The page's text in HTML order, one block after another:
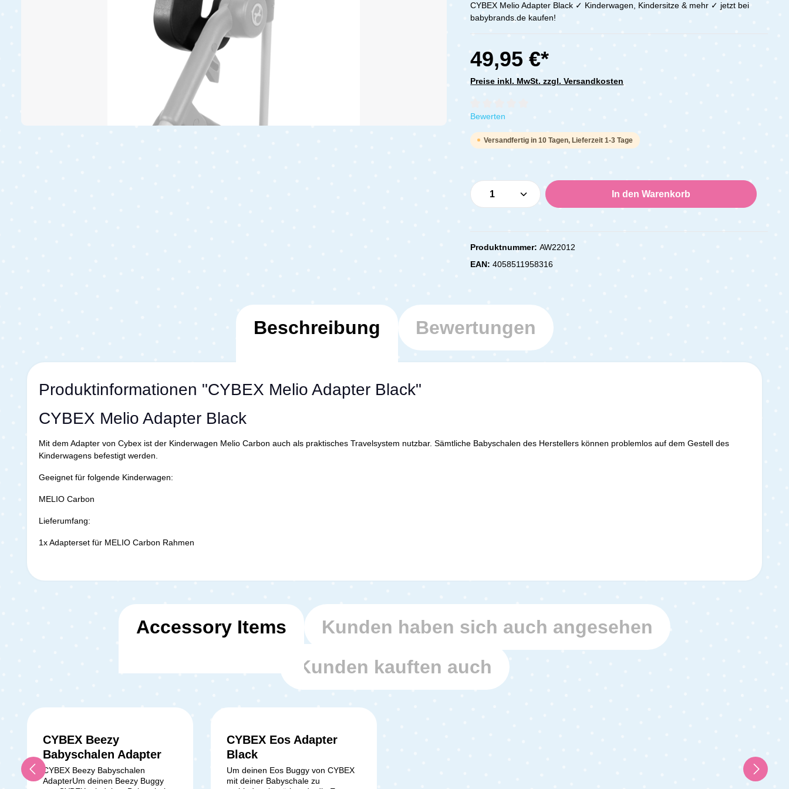
CYBEX Melio Adapter Black ✓ Kinderwagen, Kindersitze & mehr ✓ jetzt bei
babybrands.de kaufen!
49,95 €*
Preise inkl. MwSt. zzgl. Versandkosten
Durchschnittliche Bewertung von 0 von 5 Sternen
Bewerten
Versandfertig in 10 Tagen, Lieferzeit 1-3 Tage
Produkt Anzahl: Gib den gewünschten Wert ein
In den Warenkorb
Produktnummer:AW22012
EAN:4058511958316
Beschreibung Bewertungen
Produktinformationen "CYBEX Melio Adapter Black"
CYBEX Melio Adapter Black
Mit dem Adapter von Cybex ist der Kinderwagen Melio Carbon auch als praktisches Travelsystem nutzbar. Sämtliche Babyschalen des Herstellers können problemlos auf dem Gestell des
Kinderwagens befestigt werden.
Geeignet für folgende Kinderwagen:
MELIO Carbon
Lieferumfang:
1x Adapterset für MELIO Carbon Rahmen
Accessory Items
Kunden haben sich auch angesehen
Kunden kauften auch
CYBEX Beezy
Babyschalen Adapter
CYBEX Beezy Babyschalen
AdapterUm deinen Beezy Buggy
CYBEX Eos Adapter
Black
Um deinen Eos Buggy von CYBEX
mit deiner Babyschale zu